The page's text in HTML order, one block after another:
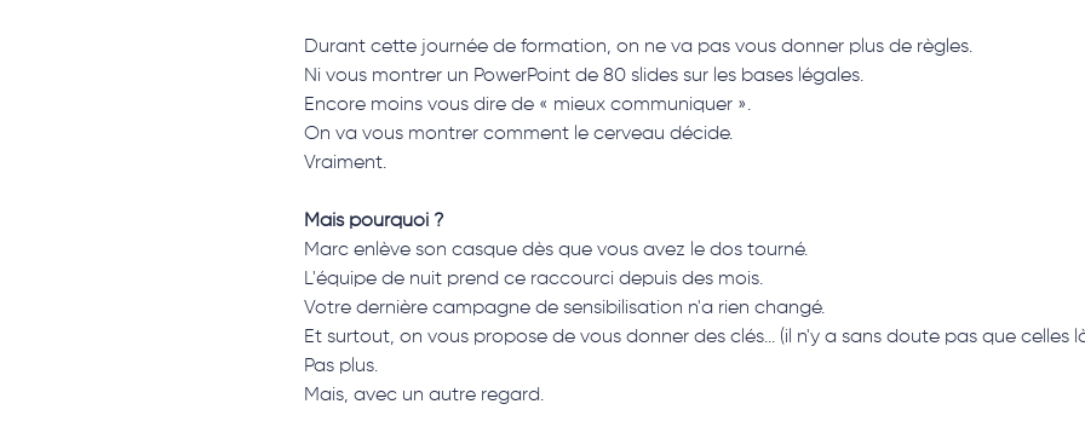
Durant cette journée de formation, on ne va pas vous donner plus de règles.
Ni vous montrer un PowerPoint de 80 slides sur les bases légales.
Encore moins vous dire de « mieux communiquer ».
On va vous montrer comment le cerveau décide.
Vraiment.
Mais pourquoi ?
Marc enlève son casque dès que vous avez le dos tourné.
L'équipe de nuit prend ce raccourci depuis des mois.
Votre dernière campagne de sensibilisation n'a rien changé.
Et surtout, on vous propose de vous donner des clés... (il n'y a sans doute pas que celles
Pas plus.
Mais, avec un autre regard.